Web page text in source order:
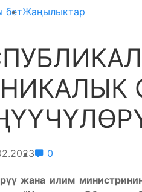
бетЖаңылыктар
0
жана илим